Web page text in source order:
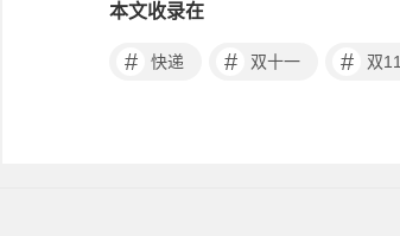
本文收录在
# 快递 # 双十一 # 双11